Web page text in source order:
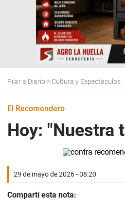
Pilar a Diario > Cultura y Espectáculos
El Recomendero
Hoy: "Nuestra
29 de mayo de 2026 - 08:20
Compartí esta nota: